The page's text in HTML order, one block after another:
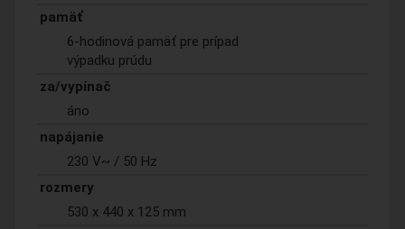
pamäť
6-hodinová pamäť pre prípad
výpadku prúdu
za/vypínač
áno
napájanie
230 V~ / 50 Hz
rozmery
530 x 440 x 125 mm